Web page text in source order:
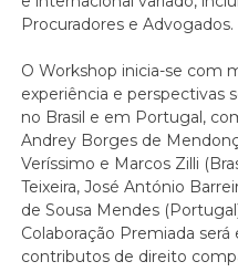
Procuradores e Advogados.
O Workshop inicia-se com
experiência e perspectivas
no Brasil e em Portugal,
Andrey Borges de
Veríssimo e Marcos Zilli
Teixeira, José António
de Sousa Mendes
Colaboração Premiada
contributos de direito